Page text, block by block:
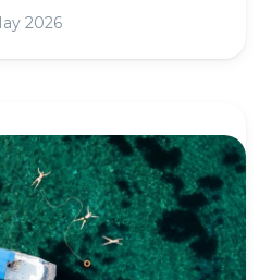
2026